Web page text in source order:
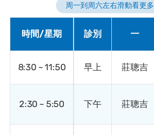
周一到周六左右滑動看更多
時間/星期
8:30 ~ 11:50
2:30 ~ 5:50
診別 一
早上 莊聰吉
下午 莊聰吉